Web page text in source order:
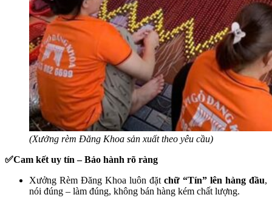
(Xưởng rèm Đăng Khoa sản xuất theo yêu cầu)
✅Cam kết uy tín – Bảo hành rõ ràng
Xưởng Rèm Đăng Khoa luôn đặt chữ “Tín” lên hàng đầu,
nói đúng – làm đúng, không bán hàng kém chất lượng.